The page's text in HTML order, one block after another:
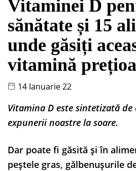
Vitaminei D
sănătate și 15
unde găsiți
vitamină
14 Ianuarie 22
Vitamina D este sintetizată
expunerii noastre la soare.
Dar poate fi găsită și în
peștele gras, gălbenușurile